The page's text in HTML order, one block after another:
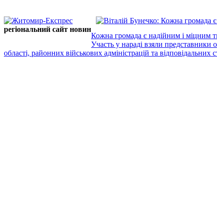
регіональний сайт новин
Кожна громада є надійним і міцним
Участь у нараді взяли представники
області, районних військових адміністрацій та відповідальних